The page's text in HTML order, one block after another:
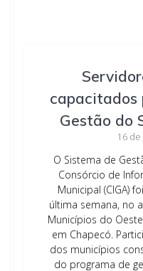
capacitados
Gestão do
16
O Sistema de
Consórcio de
Municipal (CIGA)
última semana, no
Municípios do
em Chapecó.
dos municípios
do programa de